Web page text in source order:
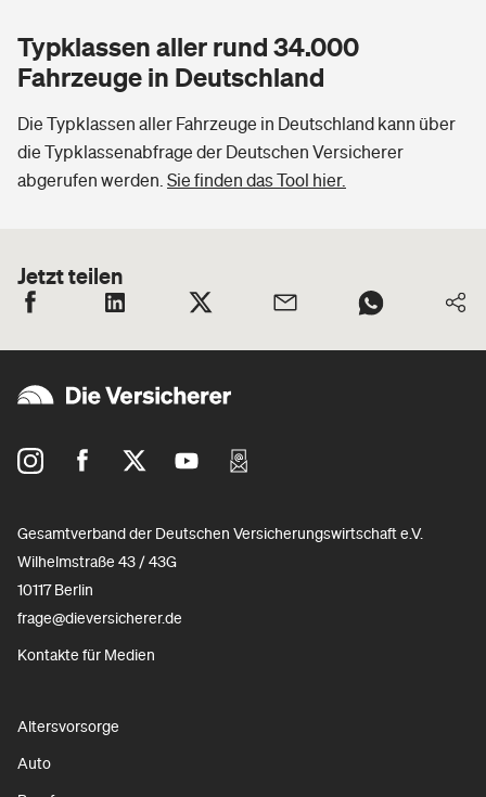
Typklassen aller rund 34.000
Fahrzeuge in Deutschland
Die Typklassen aller Fahrzeuge in Deutschland kann über
die Typklassenabfrage der Deutschen Versicherer
abgerufen werden. Sie finden das Tool hier.
Jetzt teilen
Gesamtverband der Deutschen Versicherungswirtschaft e.V.
Wilhelmstraße 43 / 43G
10117 Berlin
frage@dieversicherer.de
Kontakte für Medien
Altersvorsorge
Auto